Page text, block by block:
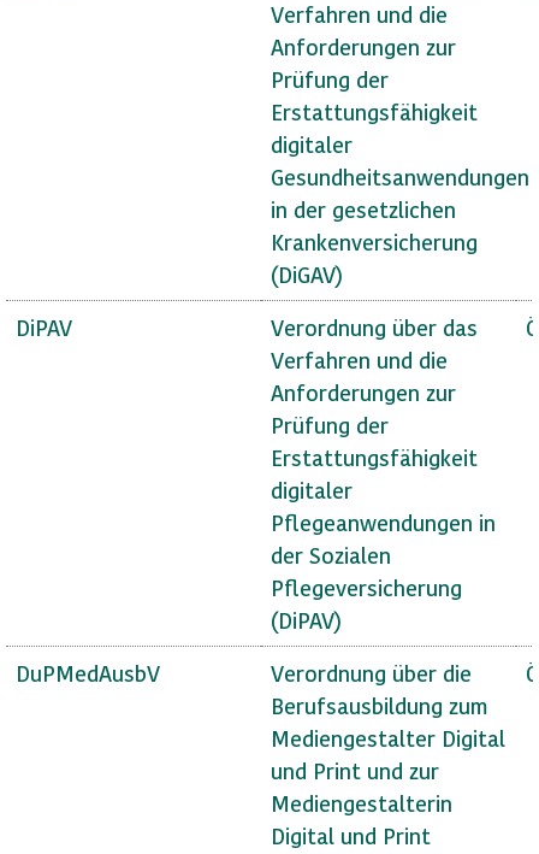
Verfahren und die
Anforderungen zur
Prüfung der
Erstattungsfähigkeit
digitaler
Gesundheitsanwendungen
in der gesetzlichen
Krankenversicherung
(DiGAV)
DiPAV
Verordnung über das
Verfahren und die
Anforderungen zur
Prüfung der
Erstattungsfähigkeit
digitaler
Pflegeanwendungen in
der Sozialen
Pflegeversicherung
(DiPAV)
DuPMedAusbV
Verordnung über die
Berufsausbildung zum
Mediengestalter Digital
und Print und zur
Mediengestalterin
Digital und Print